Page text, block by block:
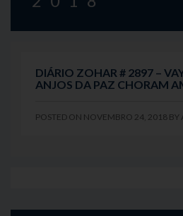
DIÁRIO ZOHAR # 2897 –
ANJOS DA PAZ CHORAM
POSTED ON NOVEMBRO 24, 2018 BY